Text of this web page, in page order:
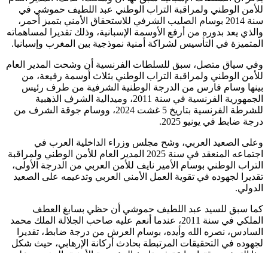
للأمن الوطني ولمراقبة التراب الوطني عبد اللطيف حموشي في
سنة 2014 بوسام الصليب الشرفي للاستحقاق الأمني بتميز أحمر،
والذي يعد بدوره من أرفع الأوسمة الإسبانية، وذلك تقديرا لمساهماته
المتميزة في التأسيس لشراكة أمنية نموذجية بين المغرب وإسبانيا.
وفي سياق متصل، سبق للسلطات الفرنسية أن وشحت المدير العام
للأمن الوطني ولمراقبة التراب الوطني بثلاث أوسمة رفيعة، من
بينها وسام فارس من الدرجة الوطنية الشرفية من طرف رئيس
الجمهورية الفرنسية في سنة 2011، وميدالية الشرف الذهبية
للشرطة الفرنسية بتاريخ 5 غشت 2024، ووسام جوقة الشرف من
درجة ضابط في يونيو 2025.
وعلى الصعيد العربي، وشح مجلس وزراء الداخلية العرب في
اجتماعه المنعقد في سنة 2025 المدير العام للأمن الوطني ولمراقبة
التراب الوطني بوسام الأمير نايف للأمن العربي من الدرجة الأولى،
تقديرا لجهوده في تقوية العمل الأمني العربي وتدعيمه على الصعيد
الدولي.
كما سبق للسيد عبد اللطيف حموشي أن حظي بسابغ العطف
الملكي في سنة 2011، عندما أنعم عليه صاحب الجلالة الملك محمد
السادس، نصره الله وأيده، بوسام العرش من درجة ضابط، تقديرا
لجهوده في التحقيقات المرتبطة بحادث أركانة الإرهابي، حيث شكل